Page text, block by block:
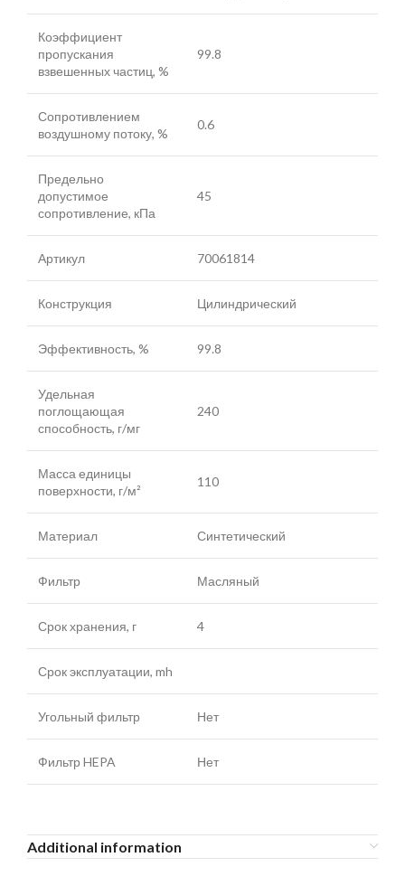
Коэффициент
пропускания
взвешенных частиц, %
99.8
Сопротивлением
воздушному потоку, %
0.6
Предельно
допустимое
сопротивление, кПа
45
Артикул 70061814
Конструкция Цилиндрический
Эффективность, % 99.8
Удельная
поглощающая
способность, г/мг
240
Масса единицы
поверхности, г/м²
110
Материал Синтетический
Фильтр Масляный
Срок хранения, г 4
Срок эксплуатации, mh
Угольный фильтр Нет
Фильтр HEPA Нет
Additional information